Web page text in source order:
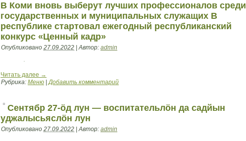
В Коми вновь выберут лучших профессионалов среди
государственных и муниципальных служащих В
республике стартовал ежегодный республиканский
конкурс «Ценный кадр»
Опубликовано 27.09.2022 |Автор: admin
Читать далее →
Рубрика: Меню |Добавить комментарий
Сентябр 27-öд лун — воспитательлöн да садйын
уджалысьяслöн лун
Опубликовано 27.09.2022 |Автор: admin